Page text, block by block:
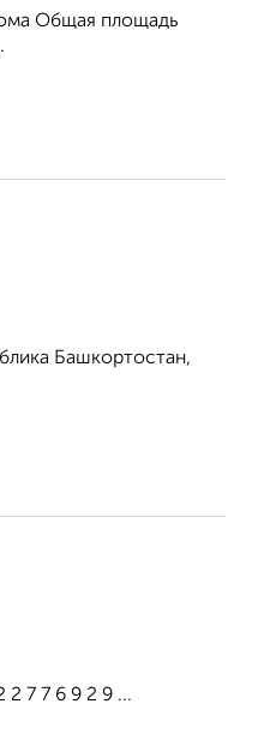
Общая площадь
Башкортостан,
2 7 7 6 9 2 9 ...